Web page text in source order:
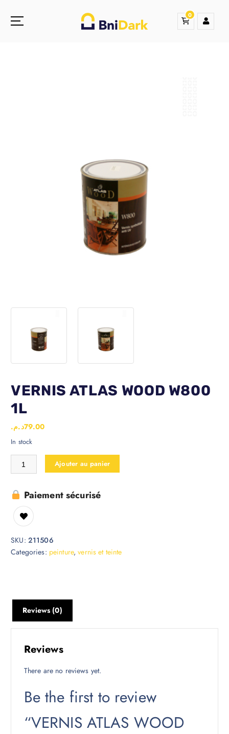
0
VERNIS ATLAS WOOD W800
1L
79.00د.م.
In stock
Ajouter au panier
Paiement sécurisé
SKU: 211506
Categories: peinture,vernis et teinte
Reviews (0)
Reviews
There are no reviews yet.
Be the first to review
“VERNIS ATLAS WOOD